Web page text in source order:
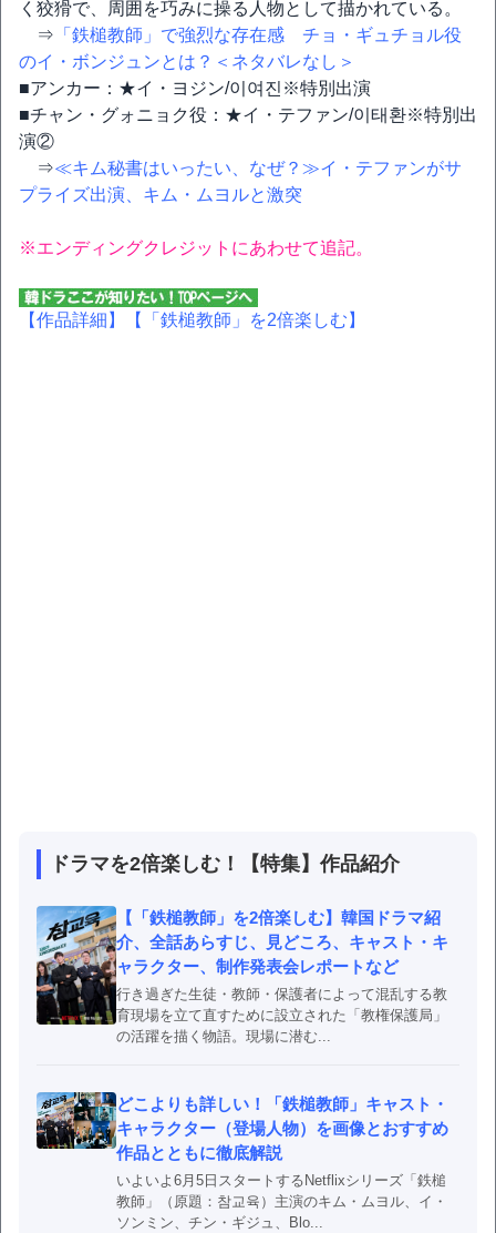
く狡猾で、周囲を巧みに操る人物として描かれている。
⇒ 「鉄槌教師」で強烈な存在感 チョ・ギュチョル役
のイ・ボンジュンとは？＜ネタバレなし＞
■アンカー：★イ・ヨジン/이여진※特別出演
■チャン・グォニョク役：★イ・テファン/이태환※特別出
演②
⇒≪キム秘書はいったい、なぜ？≫イ・テファンがサ
プライズ出演、キム・ムヨルと激突
※エンディングクレジットにあわせて追記。
【作品詳細】 【「鉄槌教師」を2倍楽しむ】
ドラマを2倍楽しむ！【特集】作品紹介
【「鉄槌教師」を2倍楽しむ】韓国ドラマ紹
介、全話あらすじ、見どころ、キャスト・キ
ャラクター、制作発表会レポートなど
行き過ぎた生徒・教師・保護者によって混乱する教
育現場を立て直すために設立された「教権保護局」
の活躍を描く物語。現場に潜む...
どこよりも詳しい！「鉄槌教師」キャスト・
キャラクター（登場人物）を画像とおすすめ
作品とともに徹底解説
いよいよ6月5日スタートするNetflixシリーズ「鉄槌
教師」（原題：참교육）主演のキム・ムヨル、イ・
ソンミン、チン・ギジュ、Blo...